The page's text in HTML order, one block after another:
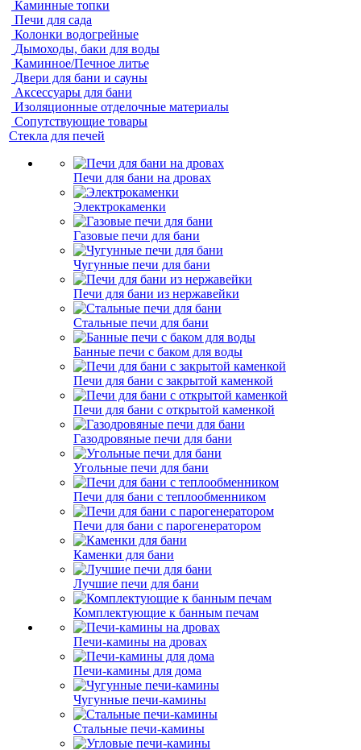
Каминные топки
Печи для сада
Колонки водогрейные
Дымоходы, баки для воды
Каминное/Печное литье
Двери для бани и сауны
Аксессуары для бани
Изоляционные отделочные материалы
Сопутствующие товары
Стекла для печей
Печи для бани на дровах
Электрокаменки
Газовые печи для бани
Чугунные печи для бани
Печи для бани из нержавейки
Стальные печи для бани
Банные печи с баком для воды
Печи для бани с закрытой каменкой
Печи для бани с открытой каменкой
Газодровяные печи для бани
Угольные печи для бани
Печи для бани с теплообменником
Печи для бани с парогенератором
Каменки для бани
Лучшие печи для бани
Комплектующие к банным печам
Печи-камины на дровах
Печи-камины для дома
Чугунные печи-камины
Стальные печи-камины